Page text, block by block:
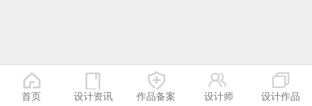
首页 设计资讯 作品备案 设计师 设计作品